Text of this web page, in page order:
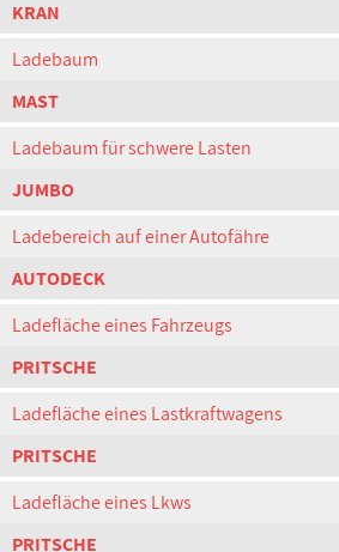
KRAN
Ladebaum
MAST
Ladebaum für schwere Lasten
JUMBO
Ladebereich auf einer Autofähre
AUTODECK
Ladefläche eines Fahrzeugs
PRITSCHE
Ladefläche eines Lastkraftwagens
PRITSCHE
Ladefläche eines Lkws
PRITSCHE